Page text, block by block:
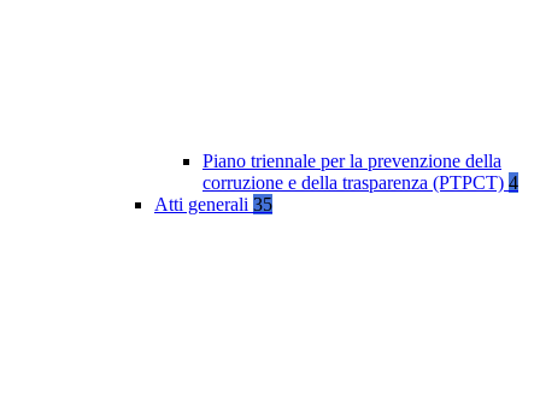
Piano triennale per la prevenzione della
corruzione e della trasparenza (PTPCT) 4
Atti generali 35